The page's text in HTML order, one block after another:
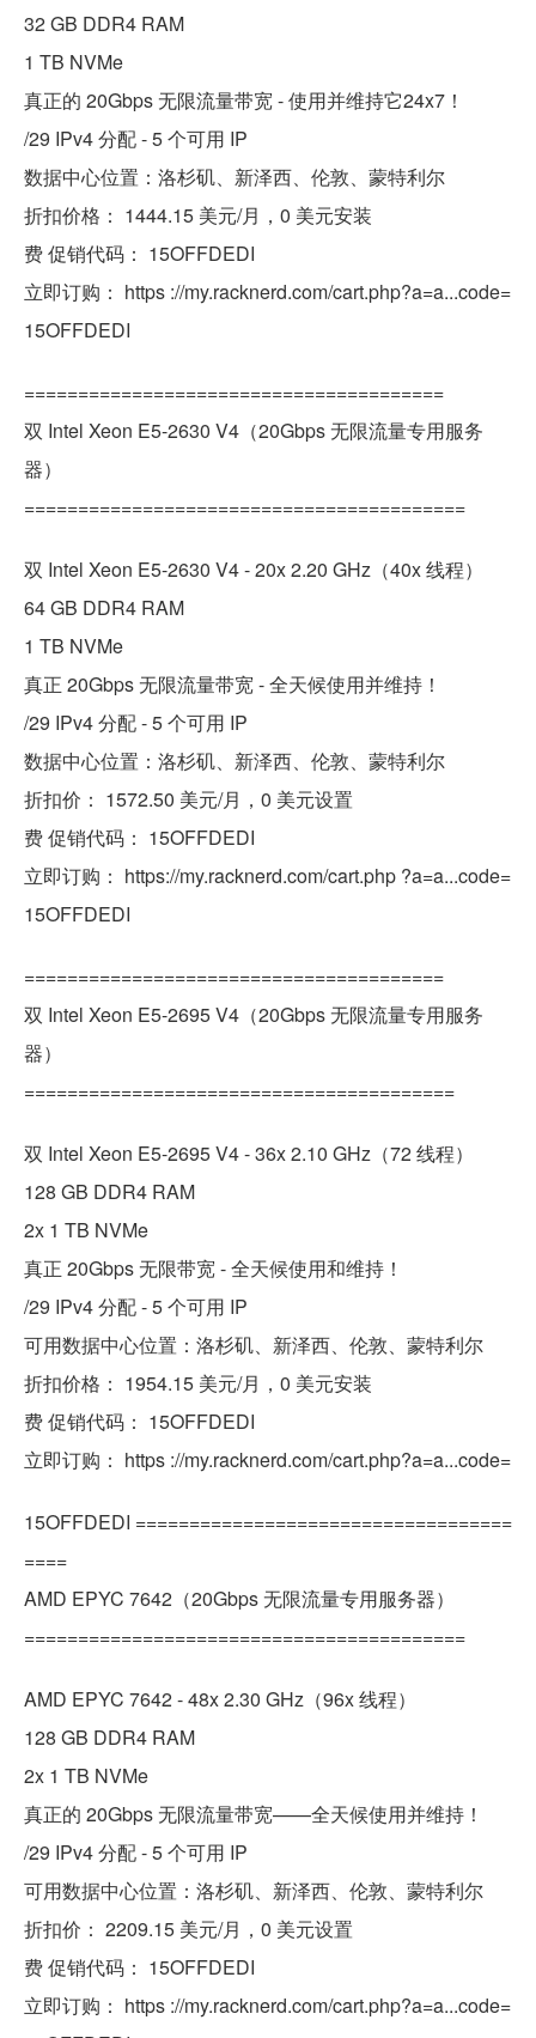
32 GB DDR4 RAM
1 TB NVMe
真正的 20Gbps 无限流量带宽 - 使用并维持它24x7！
/29 IPv4 分配 - 5 个可用 IP
数据中心位置：洛杉矶、新泽西、伦敦、蒙特利尔
折扣价格： 1444.15 美元/月，0 美元安装
费 促销代码： 15OFFDEDI
立即订购： https ://my.racknerd.com/cart.php?a=a...code=
15OFFDEDI
=======================================
双 Intel Xeon E5-2630 V4（20Gbps 无限流量专用服务
器）
=========================================
双 Intel Xeon E5-2630 V4 - 20x 2.20 GHz（40x 线程）
64 GB DDR4 RAM
1 TB NVMe
真正 20Gbps 无限流量带宽 - 全天候使用并维持！
/29 IPv4 分配 - 5 个可用 IP
数据中心位置：洛杉矶、新泽西、伦敦、蒙特利尔
折扣价： 1572.50 美元/月，0 美元设置
费 促销代码： 15OFFDEDI
立即订购： https://my.racknerd.com/cart.php ?a=a...code=
15OFFDEDI
=======================================
双 Intel Xeon E5-2695 V4（20Gbps 无限流量专用服务
器）
========================================
双 Intel Xeon E5-2695 V4 - 36x 2.10 GHz（72 线程）
128 GB DDR4 RAM
2x 1 TB NVMe
真正 20Gbps 无限带宽 - 全天候使用和维持！
/29 IPv4 分配 - 5 个可用 IP
可用数据中心位置：洛杉矶、新泽西、伦敦、蒙特利尔
折扣价格： 1954.15 美元/月，0 美元安装
费 促销代码： 15OFFDEDI
立即订购： https ://my.racknerd.com/cart.php?a=a...code=
15OFFDEDI ===================================
====
AMD EPYC 7642（20Gbps 无限流量专用服务器）
=========================================
AMD EPYC 7642 - 48x 2.30 GHz（96x 线程）
128 GB DDR4 RAM
2x 1 TB NVMe
真正的 20Gbps 无限流量带宽——全天候使用并维持！
/29 IPv4 分配 - 5 个可用 IP
可用数据中心位置：洛杉矶、新泽西、伦敦、蒙特利尔
折扣价： 2209.15 美元/月，0 美元设置
费 促销代码： 15OFFDEDI
立即订购： https ://my.racknerd.com/cart.php?a=a...code=